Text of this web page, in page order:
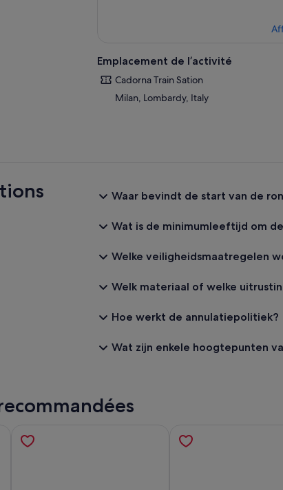
Emplacement de l’activité
Cadorna Train Sation
Milan, Lombardy, Italy
Waar bevindt de start van de
Wat is de minimumleeftijd om
Welke veiligheidsmaatregelen
Welk materiaal of welke
Hoe werkt de annulatiepolitiek?
Wat zijn enkele hoogtepunten